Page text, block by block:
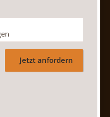
Jetzt anfordern